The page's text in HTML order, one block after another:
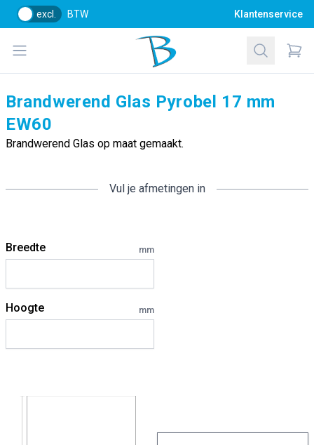
excl. BTW Klantenservice
Open menu
Bol Glascentrum B.V.
Zoeken
Brandwerend Glas Pyrobel 17 mm
EW60
Brandwerend Glas op maat gemaakt.
Vul je afmetingen in
Breedte mm
Hoogte mm